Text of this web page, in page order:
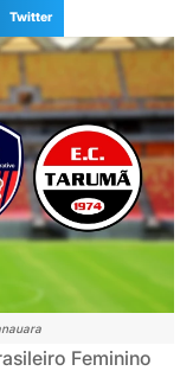
Twitter
Feminino